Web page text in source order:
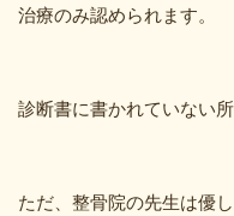
治療のみ認められます。
診断書に書かれていない
ただ、整骨院の先生は優